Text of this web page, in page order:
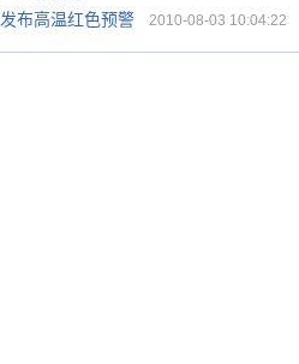
布高温红色预警 2010-08-03 10:04:22